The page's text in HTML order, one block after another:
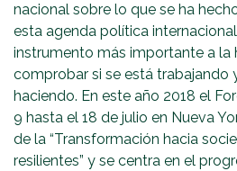
nacional sobre lo que se ha
esta agenda política
instrumento más importante a la
comprobar si se está trabajando
haciendo. En este año 2018 el
9 hasta el 18 de julio en Nueva
de la “Transformación hacia
resilientes” y se centra en el